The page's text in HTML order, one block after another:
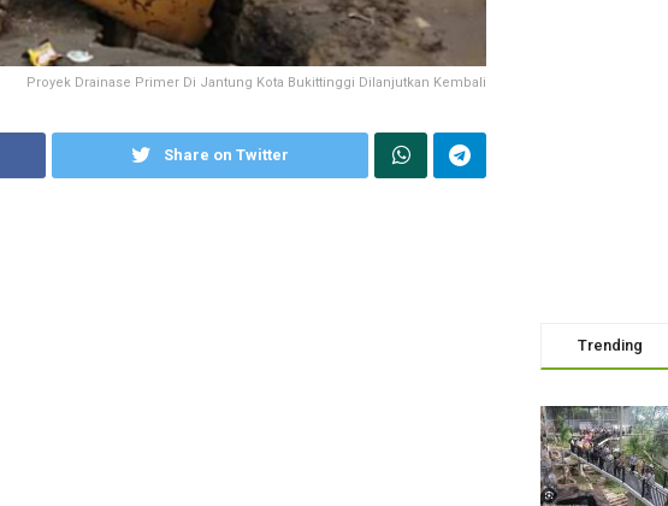
Proyek Drainase Primer Di Jantung Kota Bukittinggi Dilanjutkan Kembali
Share on Twitter
Trending